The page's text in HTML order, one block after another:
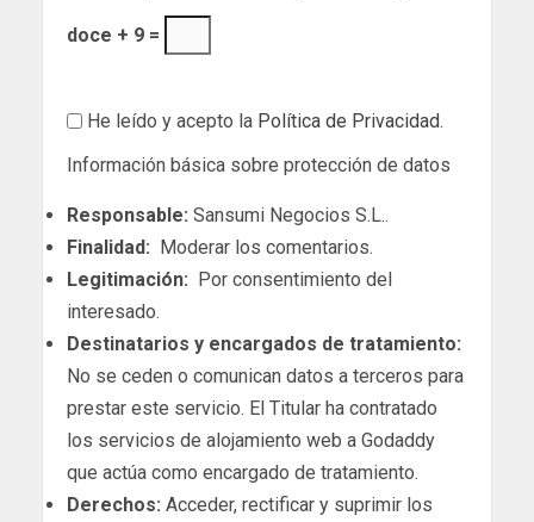
doce + 9 =
He leído y acepto la Política de Privacidad.
Información básica sobre protección de datos
Responsable: Sansumi Negocios S.L..
Finalidad: Moderar los comentarios.
Legitimación: Por consentimiento del
interesado.
Destinatarios y encargados de tratamiento:
No se ceden o comunican datos a terceros para
prestar este servicio. El Titular ha contratado
los servicios de alojamiento web a Godaddy
que actúa como encargado de tratamiento.
Derechos: Acceder, rectificar y suprimir los